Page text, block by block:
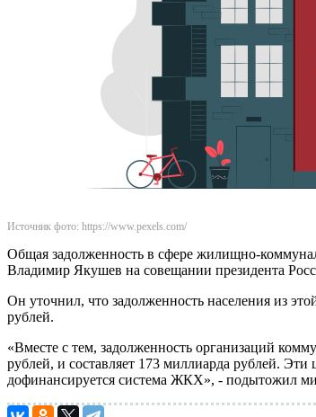
Источник фото: https://www.pexels.com/
Общая задолженность в сфере жилищно-
Владимир Якушев на совещании президента
Он уточнил, что задолженность населения из
рублей.
«Вместе с тем, задолженность организаций
рублей, и составляет 173 миллиарда рублей.
дофинансируется система ЖКХ», - подытожил